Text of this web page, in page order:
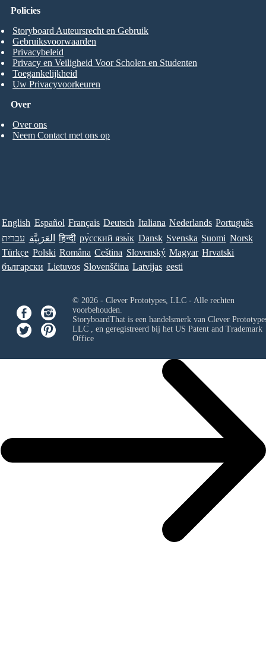
Over
Over ons
Neem Contact met ons op
Policies
Storyboard Auteursrecht en Gebruik
Gebruiksvoorwaarden
Privacybeleid
Privacy en Veiligheid Voor Scholen en Studenten
Toegankelijkheid
Uw Privacyvoorkeuren
English Español Français Deutsch Italiana Nederlands Português
עברית العَرَبِيَّة हिन्दी ру́сский язы́к Dansk Svenska Suomi Norsk
Türkçe Polski Româna Ceština Slovenský Magyar Hrvatski
български Lietuvos Slovenščina Latvijas eesti
© 2026 - Clever Prototypes, LLC - Alle rechten
voorbehouden.
StoryboardThat is een handelsmerk van Clever
LLC, en geregistreerd bij het US Patent and Trademark
Office